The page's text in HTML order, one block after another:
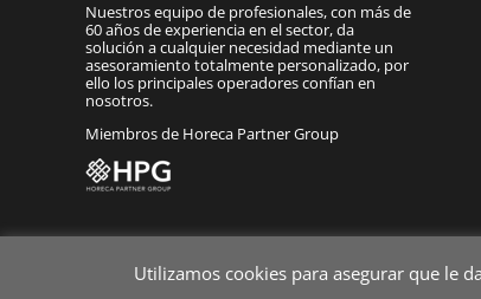
Nuestros equipo de profesionales, con más de
60 años de experiencia en el sector, da
solución a cualquier necesidad mediante un
asesoramiento totalmente personalizado, por
ello los principales operadores confían en
nosotros.
Miembros de Horeca Partner Group
Copyright 2020 Dégerman Todos los derechos
Utilizamos cookies para asegurar que le